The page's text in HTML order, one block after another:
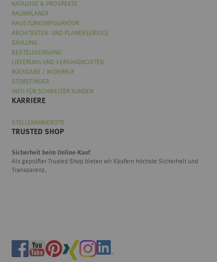
KATALOGE & PROSPEKTE
RAUMPLANER
HAUSTÜRKONFIGURATOR
ARCHITEKTEN- UND PLANERSERVICE
ZAHLUNG
BESTELLVORGANG
LIEFERUNG UND VERSANDKOSTEN
RÜCKGABE / WIDERRUF
STOREFINDER
INFO FÜR SCHWEIZER KUNDEN
KARRIERE
STELLENANGEBOTE
TRUSTED SHOP
Sicherheit beim Online-Kauf
Als geprüfter Trusted Shop bieten wir Käufern höchste Sicherheit und
Transparenz.